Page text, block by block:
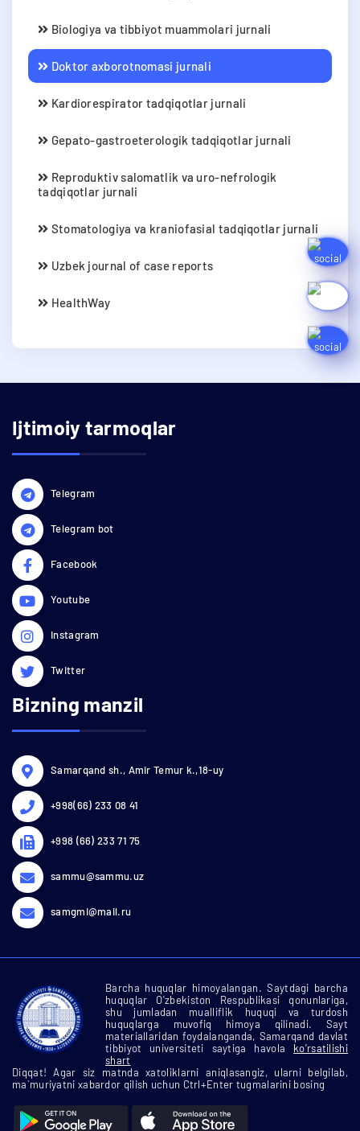
Biologiya va tibbiyot muammolari jurnali
Doktor axborotnomasi jurnali
Kardiorespirator tadqiqotlar jurnali
Gepato-gastroeterologik tadqiqotlar jurnali
Reproduktiv salomatlik va uro-nefrologik
tadqiqotlar jurnali
Stomatologiya va kraniofasial tadqiqotlar jurnali
Uzbek journal of case reports
HealthWay
Ijtimoiy tarmoqlar
Telegram
Telegram bot
Facebook
Youtube
Instagram
Twitter
Bizning manzil
Samarqand sh., Amir Temur k.,18-uy
+998(66) 233 08 41
+998 (66) 233 71 75
sammu@sammu.uz
samgmi@mail.ru
Barcha huquqlar himoyalangan. Saytdagi barcha
huquqlar O'zbekiston Respublikasi qonunlariga,
shu jumladan mualliflik huquqi va turdosh
huquqlarga muvofiq himoya qilinadi. Sayt
materiallaridan foydalanganda, Samarqand davlat
tibbiyot universiteti saytiga havola ko'rsatilishi
shart
Diqqat! Agar siz matnda xatoliklarni aniqlasangiz, ularni belgilab,
ma`muriyatni xabardor qilish uchun Ctrl+Enter tugmalarini bosing